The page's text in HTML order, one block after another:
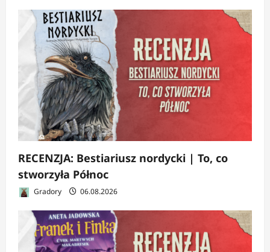
RECENZJA: Bestiariusz nordycki | To, co
stworzyła Północ
Gradory 06.08.2026